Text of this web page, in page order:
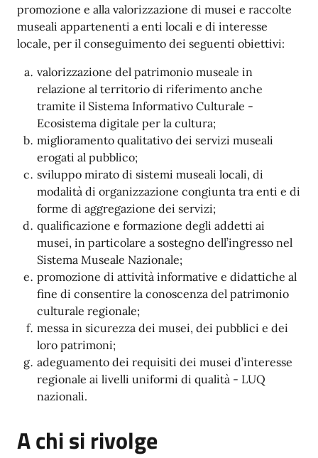
promozione e alla valorizzazione di musei e raccolte
museali appartenenti a enti locali e di interesse
locale, per il conseguimento dei seguenti obiettivi:
valorizzazione del patrimonio museale in
relazione al territorio di riferimento anche
tramite il Sistema Informativo Culturale -
Ecosistema digitale per la cultura;
miglioramento qualitativo dei servizi museali
erogati al pubblico;
sviluppo mirato di sistemi museali locali, di
modalità di organizzazione congiunta tra enti e di
forme di aggregazione dei servizi;
qualificazione e formazione degli addetti ai
musei, in particolare a sostegno dell’ingresso nel
Sistema Museale Nazionale;
promozione di attività informative e didattiche al
fine di consentire la conoscenza del patrimonio
culturale regionale;
messa in sicurezza dei musei, dei pubblici e dei
loro patrimoni;
adeguamento dei requisiti dei musei d’interesse
regionale ai livelli uniformi di qualità - LUQ
nazionali.
A chi si rivolge